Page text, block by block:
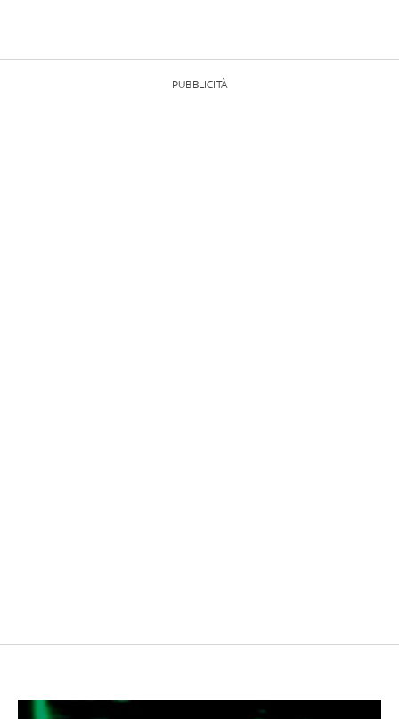
PUBBLICITÀ